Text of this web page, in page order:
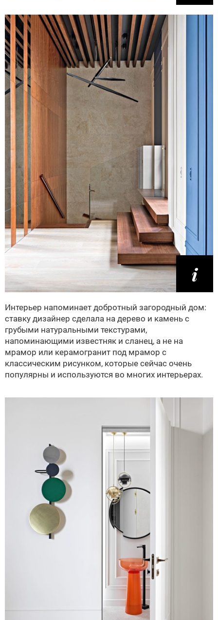
Интерьер напоминает добротный загородный дом:
ставку дизайнер сделала на дерево и камень с
грубыми натуральными текстурами,
напоминающими известняк и сланец, а не на
мрамор или керамогранит под мрамор с
классическим рисунком, которые сейчас очень
популярны и используются во многих интерьерах.